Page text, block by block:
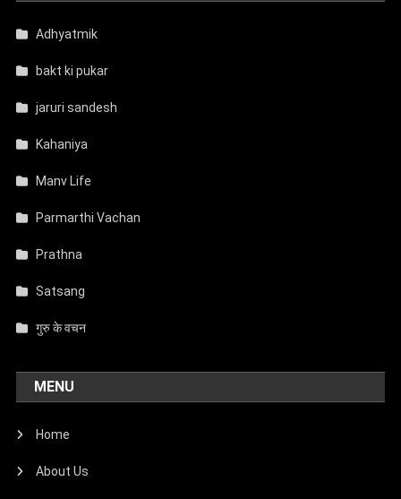
Adhyatmik
bakt ki pukar
jaruri sandesh
Kahaniya
Manv Life
Parmarthi Vachan
Prathna
Satsang
गुरु के वचन
MENU
Home
About Us